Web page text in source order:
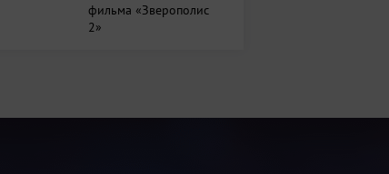
фильма «Зверополис
2»